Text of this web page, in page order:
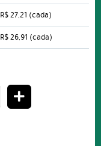
R$ 27,21 (cada)
R$ 26,91 (cada)